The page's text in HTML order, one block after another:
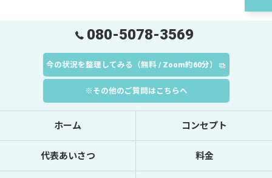
080-5078-3569
今の状況を整理してみる（無料 / Zoom約60分）
※その他のご質問はこちらへ
ホーム コンセプト
代表あいさつ 料金